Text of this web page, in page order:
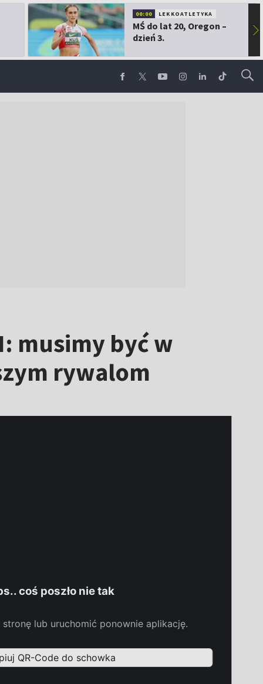
00:00 LEKKOATLETYKA
MŚ do lat 20, Oregon –
dzień 3.
▶
musimy być w
rywalom